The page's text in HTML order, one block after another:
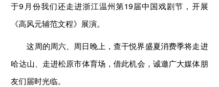
于9月份我们还走进浙江温州第19届中国戏剧节，开展
《高风元辅范文程》展演。
这周的周六、周日晚上，查干悦界盛夏消费季将走进
哈达山、走进松原市体育场，借此机会，诚邀广大媒体朋
友们届时光临。